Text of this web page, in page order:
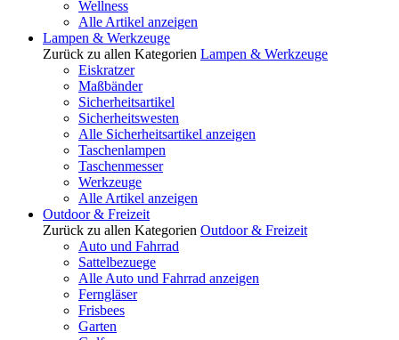
Wellness
Alle Artikel anzeigen
Lampen & Werkzeuge
Zurück zu allen Kategorien Lampen & Werkzeuge
Eiskratzer
Maßbänder
Sicherheitsartikel
Sicherheitswesten
Alle Sicherheitsartikel anzeigen
Taschenlampen
Taschenmesser
Werkzeuge
Alle Artikel anzeigen
Outdoor & Freizeit
Zurück zu allen Kategorien Outdoor & Freizeit
Auto und Fahrrad
Sattelbezuege
Alle Auto und Fahrrad anzeigen
Ferngläser
Frisbees
Garten